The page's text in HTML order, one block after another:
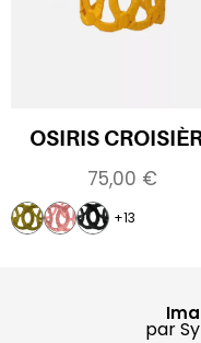
OSIRIS
75,00 €
+13
par